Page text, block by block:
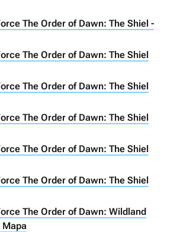
The Order of Dawn: The Shiel -
The Order of Dawn: The Shiel
The Order of Dawn: The Shiel
The Order of Dawn: The Shiel
The Order of Dawn: The Shiel
The Order of Dawn: The Shiel
The Order of Dawn: Wildland
Mapa